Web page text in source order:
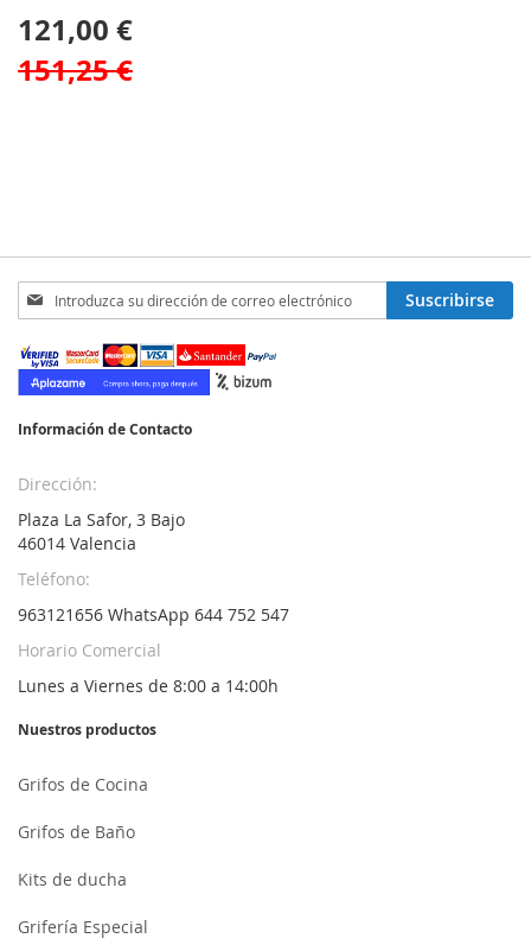
121,00 €
151,25 €
Inscríbase
a
nuestro
boletín
de
Suscribirse
Información de Contacto
Dirección:
Plaza La Safor, 3 Bajo
46014 Valencia
Teléfono:
963121656 WhatsApp 644 752 547
Horario Comercial
Lunes a Viernes de 8:00 a 14:00h
Nuestros productos
Grifos de Cocina
Grifos de Baño
Kits de ducha
Grifería Especial